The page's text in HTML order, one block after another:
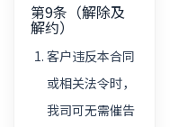
第9条（解除及
解约）
客户违反本合同
或相关法令时，
我司可无需催告